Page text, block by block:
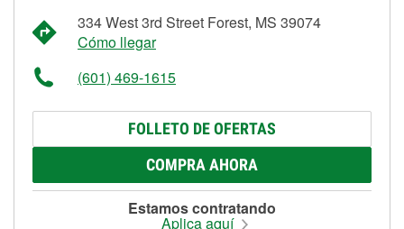
334 West 3rd Street Forest, MS 39074
Cómo llegar
(601) 469-1615
FOLLETO DE OFERTAS
COMPRA AHORA
Estamos contratando
Aplica aquí